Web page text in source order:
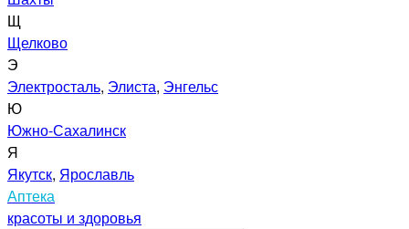
Щ
Щелково
Э
Электросталь, Элиста, Энгельс
Ю
Южно-Сахалинск
Я
Якутск, Ярославль
Аптека
красоты и здоровья